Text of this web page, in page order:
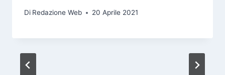
Di Redazione Web 20 Aprile 2021